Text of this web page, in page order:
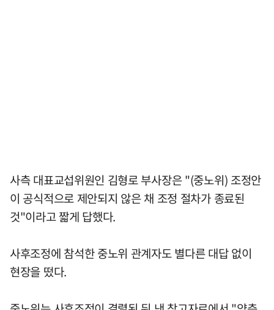
사측 대표교섭위원인 김형로 부사장은 "(중노위) 조정안
이 공식적으로 제안되지 않은 채 조정 절차가 종료된
것"이라고 짧게 답했다.
사후조정에 참석한 중노위 관계자도 별다른 대답 없이
현장을 떴다.